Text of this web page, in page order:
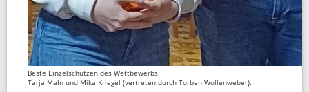
Beste Einzelschützen des Wettbewerbs.
Tarja Maln und Mika Kriegel (vertreten durch Torben Wollenweber).